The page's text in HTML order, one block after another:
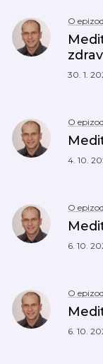
O
30. 1.
O
4. 10.
O
6. 10.
O
6. 10.